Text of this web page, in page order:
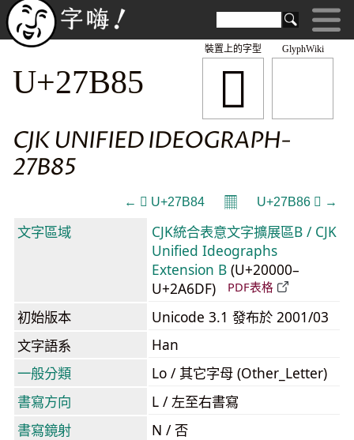
GlyphWiki
𧮅
裝置上的字型
U+27B85
CJK UNIFIED IDEOGRAPH-
27B85
← 𧮄 U+27B84 𝄜 U+27B86 𧮆 →
文字區域
CJK統合表意文字擴展區B / CJK
Unified Ideographs
Extension B (U+20000–
U+2A6DF)
PDF表格
初始版本
Unicode 3.1 發布於 2001/03
文字語系
Han
一般分類
Lo / 其它字母 (Other_Letter)
書寫方向
L / 左至右書寫
書寫鏡射
N / 否